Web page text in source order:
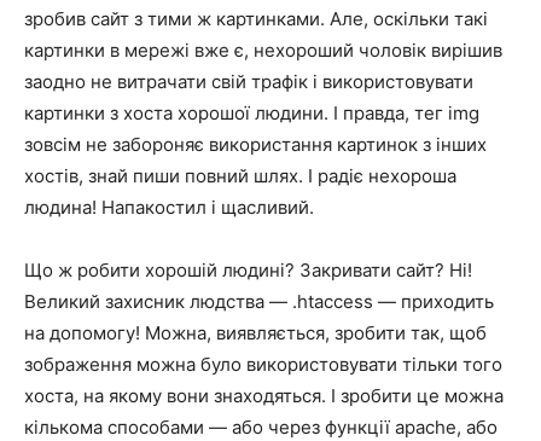
зробив сайт з тими ж картинками. Але, оскільки такі
картинки в мережі вже є, нехороший чоловік вирішив
заодно не витрачати свій трафік і використовувати
картинки з хоста хорошої людини. І правда, тег img
зовсім не забороняє використання картинок з інших
хостів, знай пиши повний шлях. І радіє нехороша
людина! Напакостил і щасливий.
Що ж робити хорошій людині? Закривати сайт? Ні!
Великий захисник людства — .htaccess — приходить
на допомогу! Можна, виявляється, зробити так, щоб
зображення можна було використовувати тільки того
хоста, на якому вони знаходяться. І зробити це можна
кількома способами — або через функції apache, або